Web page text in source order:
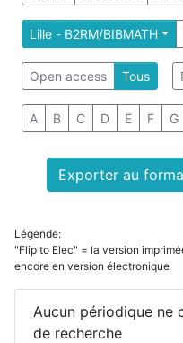
Lille - B2RM/BIBMATH
Open access Tous
A B C D E F G
Exporter au
Légende:
"Flip to Elec" = la version
encore en version électronique
Aucun périodique ne
de recherche